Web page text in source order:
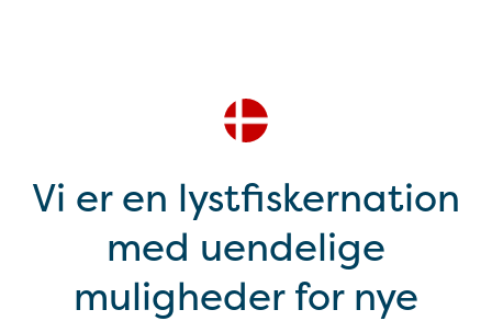
Vi er en lystfiskernation
med uendelige
muligheder for nye